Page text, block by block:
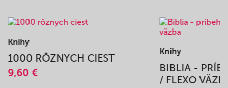
Knihy
1000 RÔZNYCH CIEST
9,60 €
Knihy
BIBLIA -
/ FLEXO